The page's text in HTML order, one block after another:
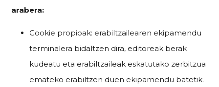
arabera:
Cookie propioak: erabiltzailearen ekipamendu
terminalera bidaltzen dira, editoreak berak
kudeatu eta erabiltzaileak eskatutako zerbitzua
emateko erabiltzen duen ekipamendu batetik.